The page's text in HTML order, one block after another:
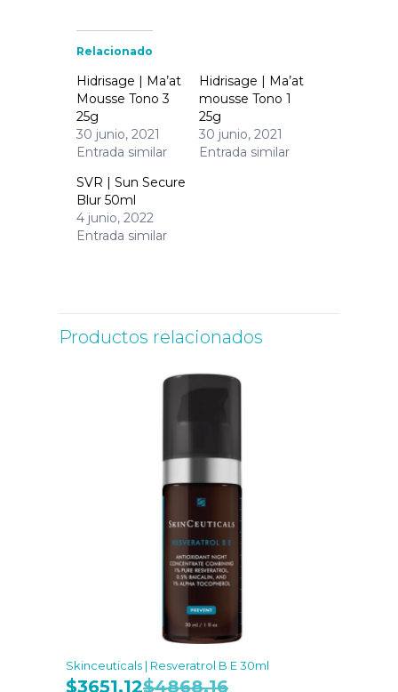
Relacionado
Hidrisage | Ma’at
Mousse Tono 3
25g
30 junio, 2021
Entrada similar
Hidrisage | Ma’at
mousse Tono 1
25g
30 junio, 2021
Entrada similar
SVR | Sun Secure
Blur 50ml
4 junio, 2022
Entrada similar
Productos relacionados
Skinceuticals | Resveratrol B E 30ml
$3651.12$4868.16